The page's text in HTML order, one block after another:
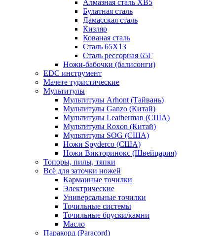
Алмазная сталь ХВ5
Булатная сталь
Дамасская сталь
Кизляр
Кованая сталь
Сталь 65Х13
Сталь рессорная 65Г
Ножи-бабочки (балисонги)
EDC инструмент
Мачете туристические
Мультитулы
Мультитулы Arhont (Тайвань)
Мультитулы Ganzo (Китай)
Мультитулы Leatherman (США)
Мультитулы Roxon (Китай)
Мультитулы SOG (США)
Ножи Spyderco (США)
Ножи Викторинокс (Швейцария)
Топоры, пилы, тяпки
Всё для заточки ножей
Карманные точилки
Электрические
Универсальные точилки
Точильные системы
Точильные бруски/камни
Масло
Паракорд (Paracord)